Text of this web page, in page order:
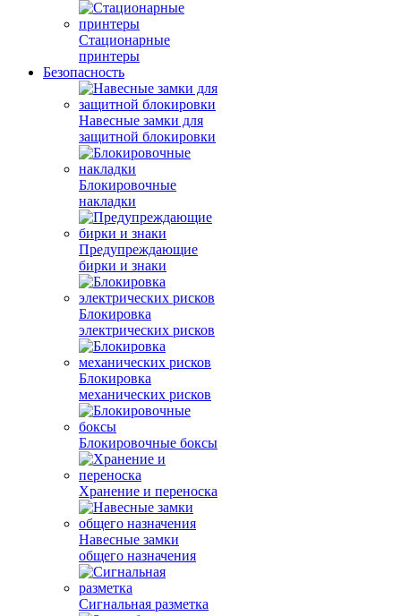
Стационарные
принтеры
Безопасность
Навесные замки для
защитной блокировки
Блокировочные
накладки
Предупреждающие
бирки и знаки
Блокировка
электрических рисков
Блокировка
механических рисков
Блокировочные боксы
Хранение и переноска
Навесные замки
общего назначения
Сигнальная разметка